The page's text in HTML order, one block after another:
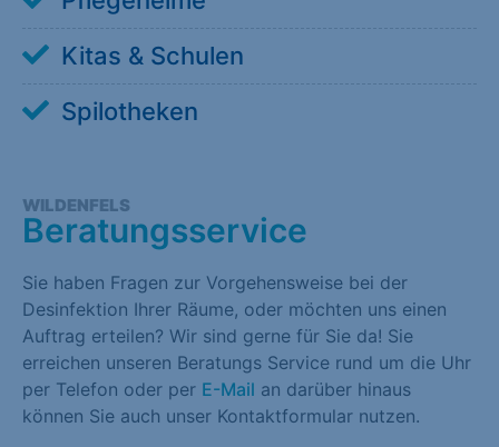
Kitas & Schulen
Spilotheken
WILDENFELS
Beratungsservice
Sie haben Fragen zur Vorgehensweise bei der
Desinfektion Ihrer Räume, oder möchten uns einen
Auftrag erteilen? Wir sind gerne für Sie da! Sie
erreichen unseren Beratungs Service rund um die Uhr
per Telefon oder per E-Mail an darüber hinaus
können Sie auch unser Kontaktformular nutzen.